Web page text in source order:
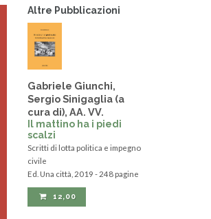
Altre Pubblicazioni
Gabriele Giunchi,
Sergio Sinigaglia (a
cura di), AA. VV.
Il mattino ha i piedi
scalzi
Scritti di lotta politica e impegno
civile
Ed. Una città, 2019 - 248 pagine
12,00